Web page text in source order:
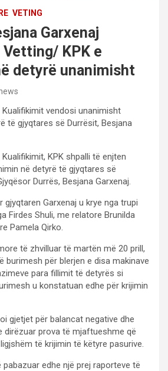
VETING
Garxenaj
KPK e
detyrë unanimisht
vendosi unanimisht
të gjyqtares së Durrësit, Besjana
KPK shpalli të enjten
në detyrë të gjyqtares së
Durrës, Besjana Garxenaj.
gjyqtaren Garxenaj u krye nga trupi
Firdes Shuli, me relatore Brunilda
Pamela Qirko.
të zhvilluar të martën më 20 prill,
burimesh për blerjen e disa makinave
para fillimit të detyrës si
u konstatuan edhe për krijimin
gjetjet për balancat negative dhe
dirëzuar prova të mjaftueshme që
të krijimin të këtyre pasurive.
edhe një prej raporteve të